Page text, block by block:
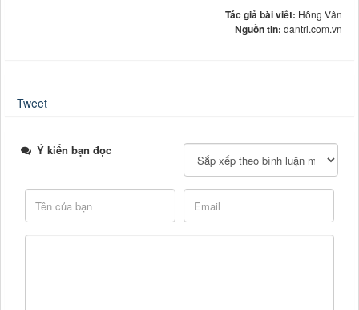
Tác giả bài viết: Hồng Vân
Nguồn tin: dantri.com.vn
Tweet
Ý kiến bạn đọc